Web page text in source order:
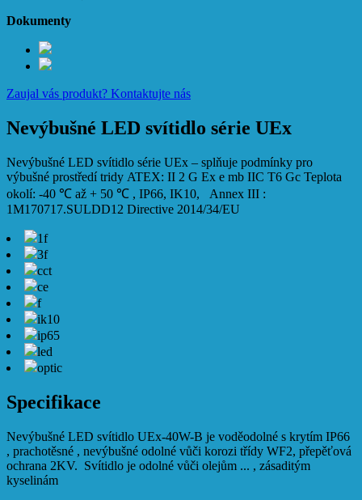
Dokumenty
Zaujal vás produkt? Kontaktujte nás
Nevýbušné LED svítidlo série UEx
Nevýbušné LED svítidlo série UEx – splňuje podmínky pro
výbušné prostředí tridy ATEX: II 2 G Ex e mb IIC T6 Gc Teplota
okolí: -40 ℃ až + 50 ℃ , IP66, IK10, Annex III :
1M170717.SULDD12 Directive 2014/34/EU
1f
3f
cct
ce
f
ik10
ip65
led
optic
Specifikace
Nevýbušné LED svítidlo UEx-40W-B je voděodolné s krytím IP66
, prachotěsné , nevýbušné odolné vůči korozi třídy WF2, přepěťová
ochrana 2KV. Svítidlo je odolné vůči olejům ... , zásaditým
kyselinám